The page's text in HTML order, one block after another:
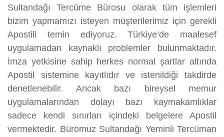
Sultandağı Tercüme Bürosu olarak tüm işlemleri
bizim yapmamızı isteyen müşterilerimiz için gerekli
Apostili temin ediyoruz. Türkiye’de maalesef
uygulamadan kaynaklı problemler bulunmaktadır.
İmza yetkisine sahip herkes normal şartlar altında
Apostil sistemine kayıtlıdır ve istenildiği takdirde
denetlenebilir. Ancak bazı bireysel memur
uygulamalarından dolayı bazı kaymakamlıklar
sadece kendi sınırları içindeki belgelere Apostil
vermektedir. Büromuz Sultandağı Yeminli Tercüman